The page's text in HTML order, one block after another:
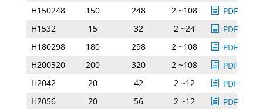
H150248
150 248 2 ~108
PDF
H1532
15 32 2 ~24
PDF
H180298
180 298 2 ~108
PDF
H200320
200 320 2 ~108
PDF
H2042
20 42 2 ~12
PDF
H2056
20 56 2 ~12
PDF